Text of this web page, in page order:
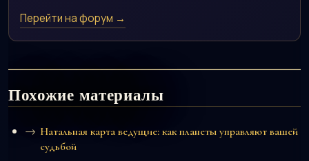
Перейти на форум →
Похожие материалы
Натальная карта ведущие: как планеты управляют вашей
судьбой